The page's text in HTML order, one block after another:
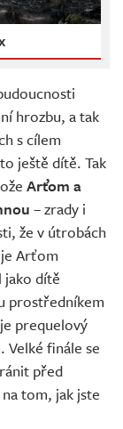
hrozbu, a tak
s cílem
ještě dítě. Tak
Arťom a
– zrady i
že v útrobách
Arťom
jako dítě
prostředníkem
prequelový
finále se
před
tom, jak jste